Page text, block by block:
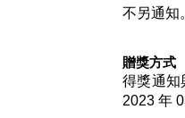
不另通知
贈獎方式
得獎通知
2023 年